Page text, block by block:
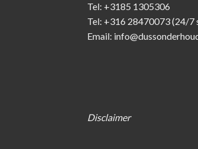
Tel: +3185 1305306
Tel: +316 28470073 (24/7
Email:
Disclaimer